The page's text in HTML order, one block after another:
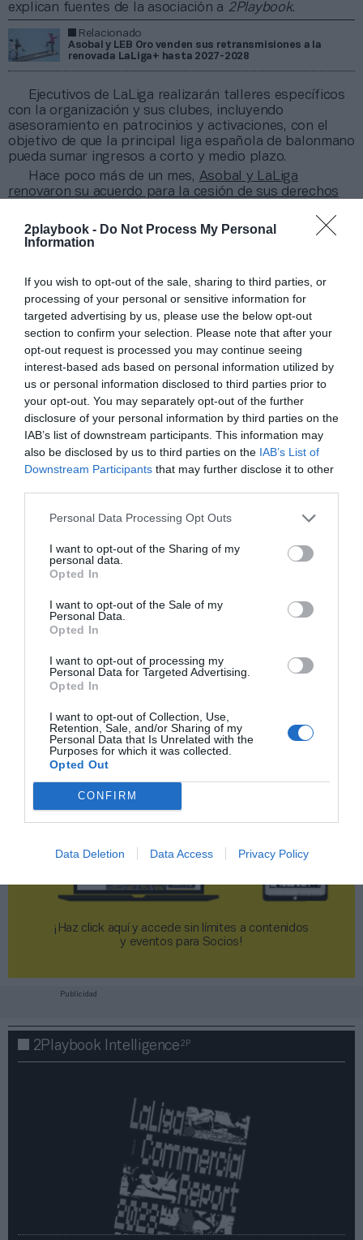
2playbook - Do Not Process My Personal
Information
If you wish to opt-out of the sale, sharing to third parties, or
processing of your personal or sensitive information for
targeted advertising by us, please use the below opt-out
section to confirm your selection. Please note that after your
opt-out request is processed you may continue seeing
interest-based ads based on personal information utilized by
us or personal information disclosed to third parties prior to
your opt-out. You may separately opt-out of the further
disclosure of your personal information by third parties on the
IAB’s list of downstream participants. This information may
also be disclosed by us to third parties on the IAB’s List of
Downstream Participants that may further disclose it to other
Personal Data Processing Opt Outs
I want to opt-out of the Sharing of my
personal data.
Opted In
I want to opt-out of the Sale of my
Personal Data.
Opted In
I want to opt-out of processing my
Personal Data for Targeted Advertising.
Opted In
I want to opt-out of Collection, Use,
Retention, Sale, and/or Sharing of my
Personal Data that Is Unrelated with the
Purposes for which it was collected.
Opted Out
CONFIRM
Data Deletion Data Access Privacy Policy
Índex2P
explican fuentes de la asociación a 2Playbook.
Relacionado
Asobal y LEB Oro venden sus retransmisiones a la
renovada LaLiga+ hasta 2027-2028
Ejecutivos de LaLiga realizarán talleres específicos
con la organización y sus clubes, incluyendo
asesoramiento en patrocinios y activaciones, con el
objetivo de que la principal liga española de balonmano
pueda sumar ingresos a corto y medio plazo.
Hace poco más de un mes, Asobal y LaLiga
renovaron su acuerdo para la cesión de sus derechos
profesional español, renombrada como LaLiga+,
hasta 2027-2028
, tal y como avanzó
Añadir 2Playbookcomo fuente preferida de Google
de forma gratuita
Mantente informado con las últimas noticias de actualidad.
ACTIVAR AHORA
Compartir
Imprimir
Publicidad
2Playbook Club2P
¡Haz click aquí y accede sin límites a contenidos
y eventos para Socios!​​​​​​​
Publicidad
2Playbook Intelligence2P